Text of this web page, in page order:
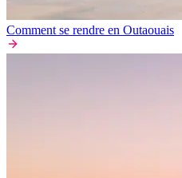
Comment se rendre en Outaouais